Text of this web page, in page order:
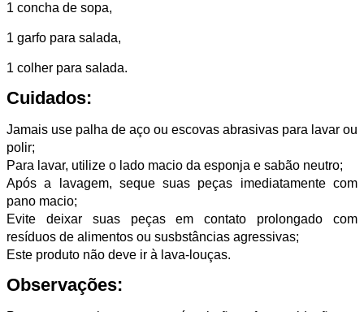
1 concha de sopa,
1 garfo para salada,
1 colher para salada.
Cuidados:
Jamais use palha de aço ou escovas abrasivas para lavar ou
polir;
Para lavar, utilize o lado macio da esponja e sabão neutro;
Após a lavagem, seque suas peças imediatamente com
pano macio;
Evite deixar suas peças em contato prolongado com
resíduos de alimentos ou susbstâncias agressivas;
Este produto não deve ir à lava-louças.
Observações: